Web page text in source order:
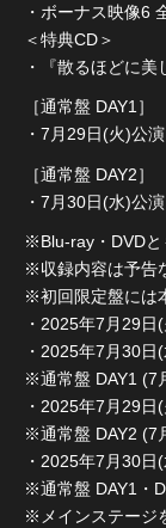
・ボーナス映像6
＜特典CD＞
・『散るほどに美
［通常盤 DAY1］
・7月29日(火)公演
［通常盤 DAY2］
・7月30日(水)公演
※Blu-ray・DVDと
※収録内容は予告
※初回限定盤には
・2025年7月29
・2025年7月30
※通常盤 DAY1 (7
・2025年7月29
※通常盤 DAY2 (7
・2025年7月30
※通常盤 DAY1・
※メインステージ